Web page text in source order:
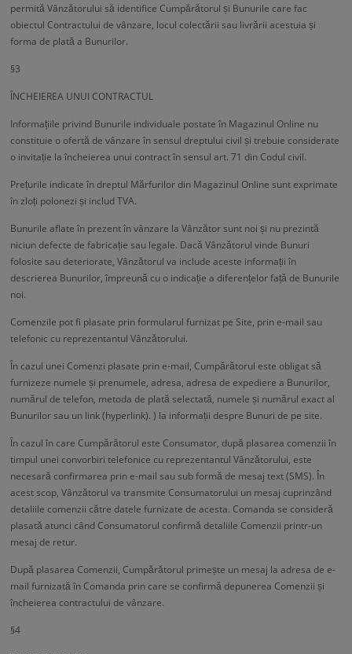
permită Vânzătorului să identifice Cumpărătorul și Bunurile care fac
obiectul Contractului de vânzare, locul colectării sau livrării acestuia și
forma de plată a Bunurilor.
§3
ÎNCHEIEREA UNUI CONTRACTUL
Informațiile privind Bunurile individuale postate în Magazinul Online nu
constituie o ofertă de vânzare în sensul dreptului civil și trebuie considerate
o invitație la încheierea unui contract în sensul art. 71 din Codul civil.
Prețurile indicate în dreptul Mărfurilor din Magazinul Online sunt exprimate
în zloți polonezi și includ TVA.
Bunurile aflate în prezent în vânzare la Vânzător sunt noi și nu prezintă
niciun defecte de fabricație sau legale. Dacă Vânzătorul vinde Bunuri
folosite sau deteriorate, Vânzătorul va include aceste informații în
descrierea Bunurilor, împreună cu o indicație a diferențelor față de Bunurile
noi.
Comenzile pot fi plasate prin formularul furnizat pe Site, prin e-mail sau
telefonic cu reprezentantul Vânzătorului.
În cazul unei Comenzi plasate prin e-mail, Cumpărătorul este obligat să
furnizeze numele și prenumele, adresa, adresa de expediere a Bunurilor,
numărul de telefon, metoda de plată selectată, numele și numărul exact al
Bunurilor sau un link (hyperlink). ) la informații despre Bunuri de pe site.
În cazul în care Cumpărătorul este Consumator, după plasarea comenzii în
timpul unei convorbiri telefonice cu reprezentantul Vânzătorului, este
necesară confirmarea prin e-mail sau sub formă de mesaj text (SMS). În
acest scop, Vânzătorul va transmite Consumatorului un mesaj cuprinzând
detaliile comenzii către datele furnizate de acesta. Comanda se consideră
plasată atunci când Consumatorul confirmă detaliile Comenzii printr-un
mesaj de retur.
După plasarea Comenzii, Cumpărătorul primește un mesaj la adresa de e-
mail furnizată în Comanda prin care se confirmă depunerea Comenzii și
încheierea contractului de vânzare.
§4